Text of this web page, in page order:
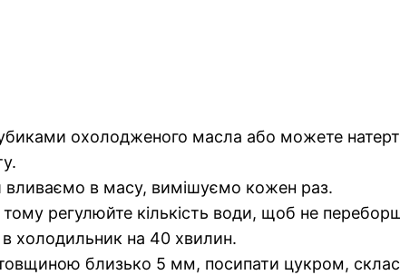
охолодженого масла або можете
в масу, вимішуємо кожен раз.
регулюйте кількість води, щоб не
холодильник на 40 хвилин.
близько 5 мм, посипати цукром,